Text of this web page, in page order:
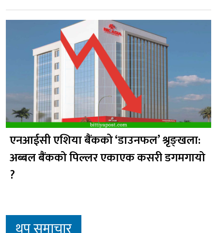
एनआईसी एशिया बैंकको ‘डाउनफल’ श्रृङ्खला:
अब्बल बैंकको पिल्लर एकाएक कसरी डगमगायो
?